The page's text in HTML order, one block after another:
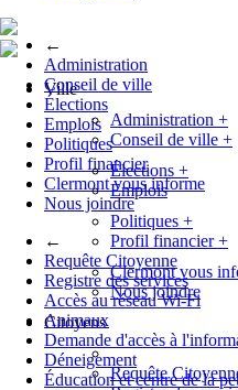
←
Administration
Conseil de ville
Élections
Emplois
Politiques
Profil financier
Clermont vous informe
Nous joindre
←
Requête Citoyenne
Registre des services
Accès au réseau Wi-Fi
Animaux
Demande d'accès à
Déneigement
Éducation et centre de la
Ville
Administration +
Conseil de ville +
Élections +
Emplois
Politiques +
Profil financier+
Clermont vous
Nous joindre
Citoyens
Requête